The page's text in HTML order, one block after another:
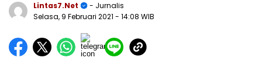
Lintas7.net
- Jurnalis
Selasa, 9 Februari 2021 - 14:08 WIB